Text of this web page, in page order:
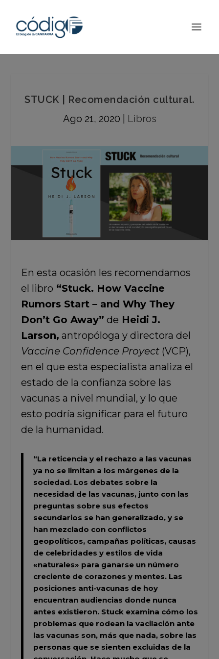
STUCK | Recomendación cultural.
Ago 21, 2020
Libros
En esta ocasión les recomendamos
el libro “Stuck. How Vaccine
Rumors Start – and Why They
Don’t Go Away” de Heidi J.
Larson, antropóloga y directora del
Vaccine Confidence Proyect(VCP),
en el que esta especialista analiza el
estado de la confianza sobre las
vacunas a nivel mundial, y lo que
esto podría significar para el futuro
de la humanidad.
“La reticencia y el rechazo a las vacunas
ya no se limitan a los márgenes de la
sociedad. Los debates sobre la
necesidad de las vacunas, junto con las
preguntas sobre sus efectos
secundarios se han generalizado, y se
han mezclado con conflictos
geopolíticos, campañas políticas, causas
de celebridades y estilos de vida
«naturales» para ganarse un número
creciente de corazones y mentes. Las
posiciones anti-vacunas de hoy
encuentran audiencias donde nunca
antes existieron. Stuck examina cómo los
problemas que rodean la vacilación ante
las vacunas son, más que nada, sobre las
personas que se sienten excluidas de la